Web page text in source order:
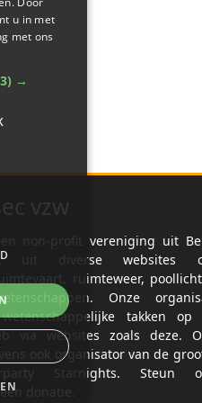
non-profit vereniging uit
uit diverse websites
ruimteweer,
Onze
takken op
via websites zoals deze.
ook organisator van de
Starnights. Steun
donatie.
u in met
met ons
→